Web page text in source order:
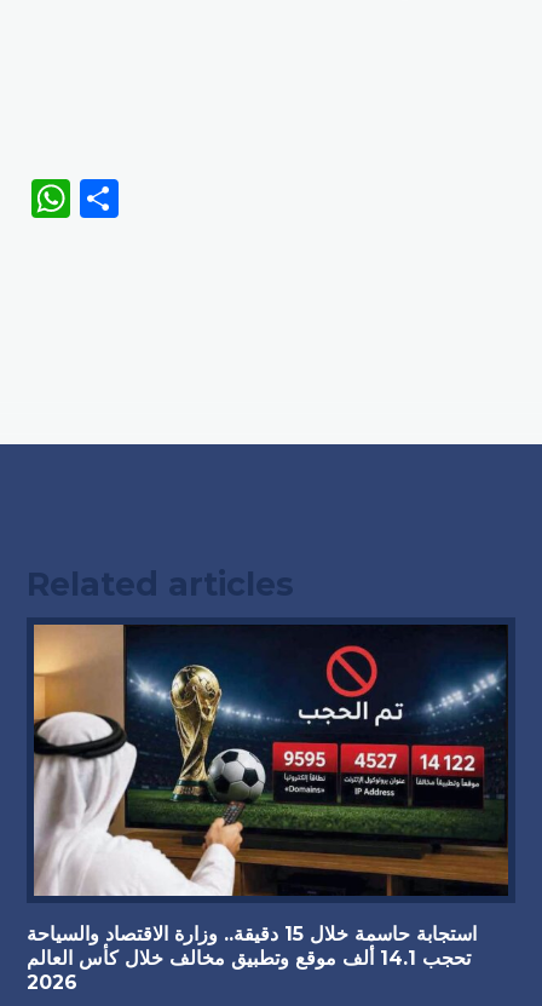
WhatsApp
Related articles
استجابة حاسمة خلال 15 دقيقة.. وزارة الاقتصاد والسياحة
تحجب 14.1 ألف موقع وتطبيق مخالف خلال كأس العالم
2026